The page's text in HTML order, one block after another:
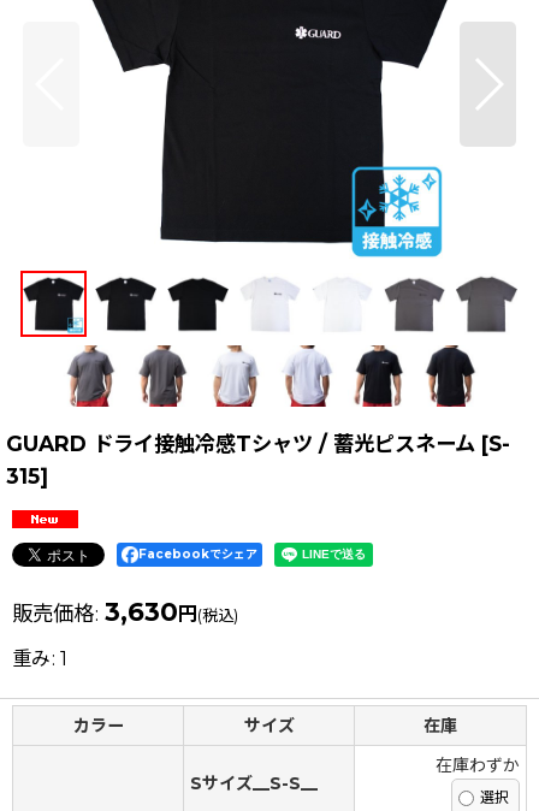
GUARD ドライ接触冷感Tシャツ / 蓄光ピスネーム [S-
315]
Facebookでシェア
販売価格: 3,630 円 (税込)
重み: 1
カラー サイズ 在庫
Sサイズ__S-S__
在庫わずか